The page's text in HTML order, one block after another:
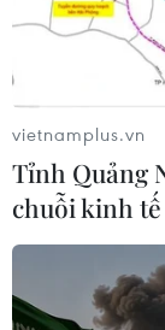
TIN
vietnamplus.vn
Tỉnh Quảng
chuỗi kinh